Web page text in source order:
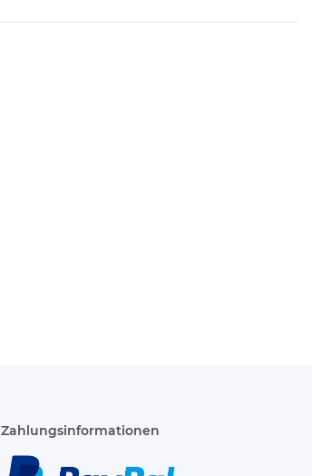
Zahlungsinformationen